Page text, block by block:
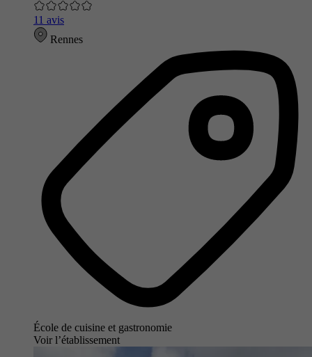
11 avis
Rennes
École de cuisine et gastronomie
Voir l’établissement